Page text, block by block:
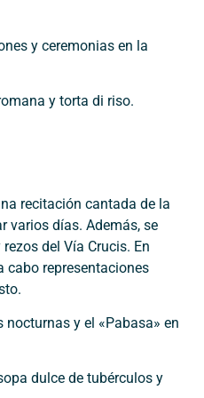
y ceremonias en la
y torta di riso.
recitación cantada de la
varios días. Además, se
del Vía Crucis. En
cabo representaciones
nocturnas y el «Pabasa» en
dulce de tubérculos y